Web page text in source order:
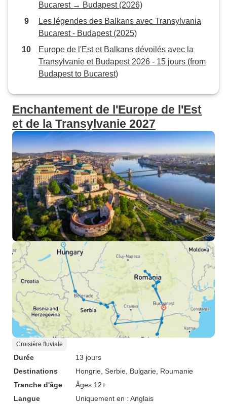
Bucarest → Budapest (2026)
Les légendes des Balkans avec Transylvania
Bucarest - Budapest (2025)
Europe de l'Est et Balkans dévoilés avec la
Transylvanie et Budapest 2026 - 15 jours (from
Budapest to Bucarest)
Enchantement de l'Europe de l'Est
et de la Transylvanie 2027
Croisière fluviale
Durée
13 jours
Destinations
Hongrie , Serbie , Bulgarie , Roumanie
Tranche d'âge
Âges 12+
Langue
Uniquement en : Anglais